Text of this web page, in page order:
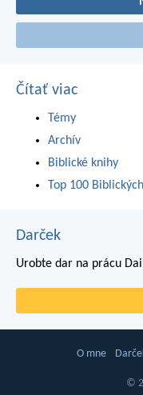
Čítať viac
Témy
Archív
Biblické knihy
Top 100
Darček
Urobte dar na prácu
O mne
©